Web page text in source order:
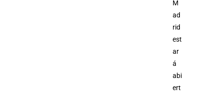
M
ad
rid
est
ar
á
abi
ert